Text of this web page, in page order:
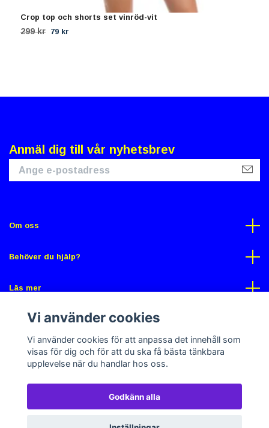
Crop top och shorts set vinröd-vit
299 kr 79 kr
Anmäl dig till vår nyhetsbrev
Om oss
Behöver du hjälp?
Läs mer
Sociala medier
© 2026 Gross ButikPowered by Quickbutik
Vi använder cookies
Vi använder cookies för att anpassa det innehåll som
visas för dig och för att du ska få bästa tänkbara
upplevelse när du handlar hos oss.
Godkänn alla